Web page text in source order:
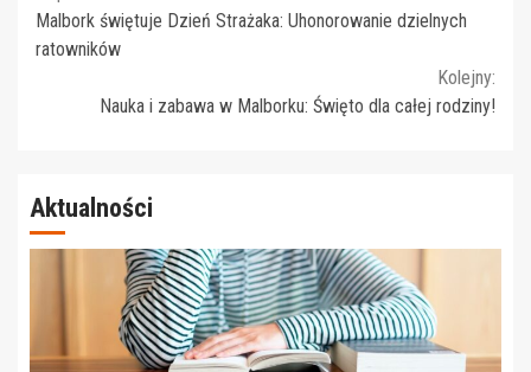
Reading
Malbork świętuje Dzień Strażaka: Uhonorowanie dzielnych
ratowników
Kolejny:
Nauka i zabawa w Malborku: Święto dla całej rodziny!
Aktualności